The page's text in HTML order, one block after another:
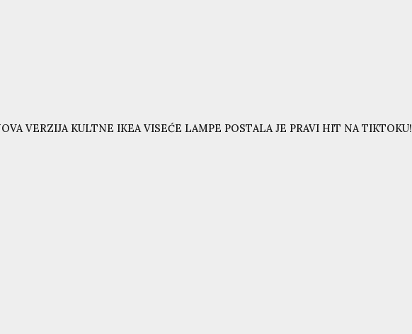
VERZIJA KULTNE IKEA VISEĆE LAMPE POSTALA JE PRAVI HIT NA TIKTOKU!